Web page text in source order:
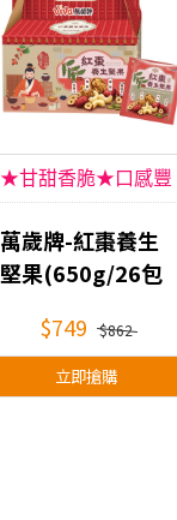
★甘甜香脆★口感豐
富
萬歲牌-紅棗養生
堅果(650g/26包
$749 $862
立即搶購